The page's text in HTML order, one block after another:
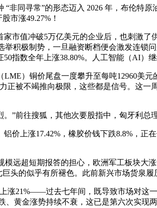
同寻常”的形态迈入 2026 年，布伦特原
市涨49.27%！
值冲破5万亿美元的企业后，也刺激了
举积极制势，一旦融资断档便会激发连
指数全年上涨38.80%。人工智能（AI）
）铜价尾盘一度攀升至每吨12960美元
正被不竭推向极限，这些都是信号。这
前往搜狐，其他次要股指中，匈牙利总
上涨17.42%，橡胶价钱下跌8.8%，正
远超短期报答的担心，欧洲军工板块大
头的似乎有所褪色。此前新兴市场货泉履
21%——过去七年间，既导致市场对这一
黄金涨势持续不衰，这已是第六次实现